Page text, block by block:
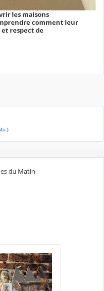
les maisons
comment leur
respect de
)
du Matin